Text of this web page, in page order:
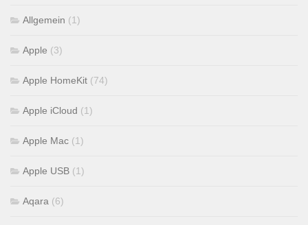
Allgemein (1)
Apple (3)
Apple HomeKit (74)
Apple iCloud (1)
Apple Mac (1)
Apple USB (1)
Aqara (6)